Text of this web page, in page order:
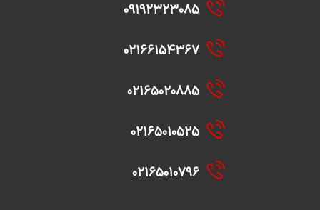
۰۹۱۹۲۳۲۳۰۸۵
۰۲۱۶۶۱۵۴۳۶۷
۰۲۱۶۵۰۲۰۸۸۵
۰۲۱۶۵۰۱۰۵۲۵
۰۲۱۶۵۰۱۰۷۹۶